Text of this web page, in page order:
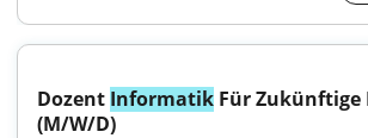
Dozent Informatik Für
(M/W/D)